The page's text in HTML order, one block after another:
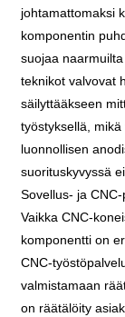
johtamattomaksi
komponentin
suojaa
teknikot valvovat
säilyttääkseen
työstyksellä,
luonnollisen
suorituskyvyssä
Sovellus- ja
Vaikka CNC-
komponentti on
CNC-
valmistamaan
on räätälöity